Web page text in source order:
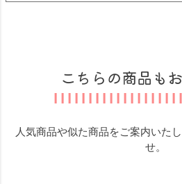
こちらの商品も
人気商品や似た商品をご案内いた
せ。